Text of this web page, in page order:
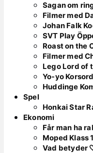
Sagan om
Filmer med
Johan Falk
SVT Play
Roast on the
Filmer med
Lego Lord of
Yo-yo
Huddinge
Spel
Honkai Star
Ekonomi
Får man ha
Moped Klass
Vad betyder